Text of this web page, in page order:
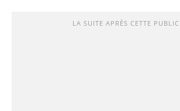
LA SUITE APRÈS CETTE